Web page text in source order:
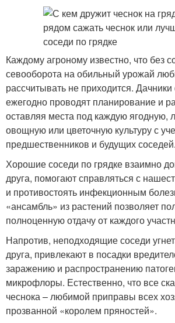
Каждому агроному известно, что без
севооборота на обильный урожай
рассчитывать не приходится.
ежегодно проводят планирование и
оставляя места под каждую ягодную,
овощную или цветочную культуру с
предшественников и будущих соседей.
Хорошие соседи по грядке взаимно
друга, помогают справляться с
и противостоять инфекционным
«ансамбль» из растений позволяет
полноценную отдачу от каждого
Напротив, неподходящие соседи
друга, привлекают в посадки
заражению и распространению
микрофлоры. Естественно, что все
чеснока – любимой приправы всех
прозванной «королем пряностей».